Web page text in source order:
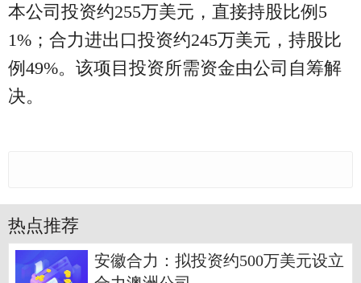
本公司投资约255万美元，直接持股比例5
1%；合力进出口投资约245万美元，持股比
例49%。该项目投资所需资金由公司自筹解
决。
热点推荐
安徽合力：拟投资约500万美元设立